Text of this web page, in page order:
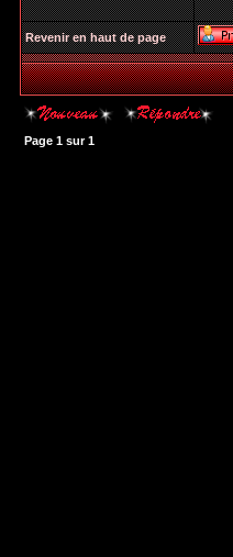
Revenir en haut de page
Page 1 sur1